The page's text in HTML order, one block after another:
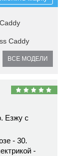
Caddy
Caddy
ВСЕ МОДЕЛИ
Езжу с
- 30.
-